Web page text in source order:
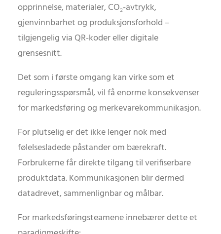
opprinnelse, materialer, CO₂-avtrykk,
gjenvinnbarhet og produksjonsforhold –
tilgjengelig via QR-koder eller digitale
grensesnitt.
Det som i første omgang kan virke som et
reguleringsspørsmål, vil få enorme konsekvenser
for markedsføring og merkevarekommunikasjon.
For plutselig er det ikke lenger nok med
følelsesladede påstander om bærekraft.
Forbrukerne får direkte tilgang til verifiserbare
produktdata. Kommunikasjonen blir dermed
datadrevet, sammenlignbar og målbar.
For markedsføringsteamene innebærer dette et